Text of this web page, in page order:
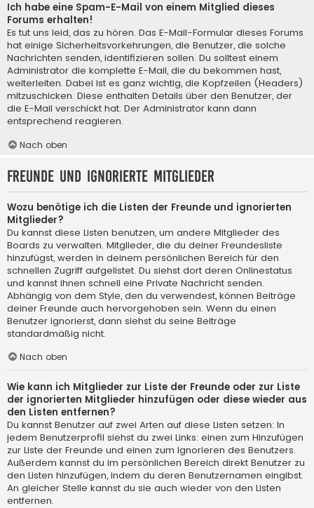
Ich habe eine Spam-E-Mail von einem Mitglied dieses
Forums erhalten!
Es tut uns leid, das zu hören. Das E-Mail-Formular dieses Forums
hat einige Sicherheitsvorkehrungen, die Benutzer, die solche
Nachrichten senden, identifizieren sollen. Du solltest einem
Administrator die komplette E-Mail, die du bekommen hast,
weiterleiten. Dabei ist es ganz wichtig, die Kopfzeilen (Headers)
mitzuschicken. Diese enthalten Details über den Benutzer, der
die E-Mail verschickt hat. Der Administrator kann dann
entsprechend reagieren.
Nach oben
Freunde und ignorierte Mitglieder
Wozu benötige ich die Listen der Freunde und ignorierten
Mitglieder?
Du kannst diese Listen benutzen, um andere Mitglieder des
Boards zu verwalten. Mitglieder, die du deiner Freundesliste
hinzufügst, werden in deinem persönlichen Bereich für den
schnellen Zugriff aufgelistet. Du siehst dort deren Onlinestatus
und kannst ihnen schnell eine Private Nachricht senden.
Abhängig von dem Style, den du verwendest, können Beiträge
deiner Freunde auch hervorgehoben sein. Wenn du einen
Benutzer ignorierst, dann siehst du seine Beiträge
standardmäßig nicht.
Nach oben
Wie kann ich Mitglieder zur Liste der Freunde oder zur Liste
der ignorierten Mitglieder hinzufügen oder diese wieder aus
den Listen entfernen?
Du kannst Benutzer auf zwei Arten auf diese Listen setzen: In
jedem Benutzerprofil siehst du zwei Links: einen zum Hinzufügen
zur Liste der Freunde und einen zum Ignorieren des Benutzers.
Außerdem kannst du im persönlichen Bereich direkt Benutzer zu
den Listen hinzufügen, indem du deren Benutzernamen eingibst.
An gleicher Stelle kannst du sie auch wieder von den Listen
entfernen.